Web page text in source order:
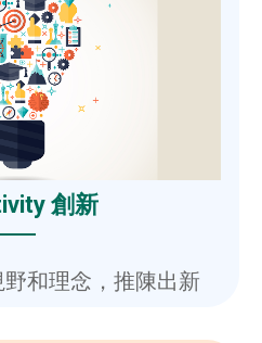
創新
和理念，推陳出新